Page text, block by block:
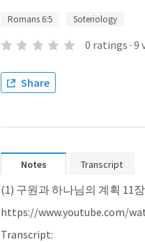
Romans 6:5 Soteriology
0 ratings · 9
Share
Notes Transcript
(1) 구원과 하나님의 계획 11
https://www.youtube.com/
Transcript: